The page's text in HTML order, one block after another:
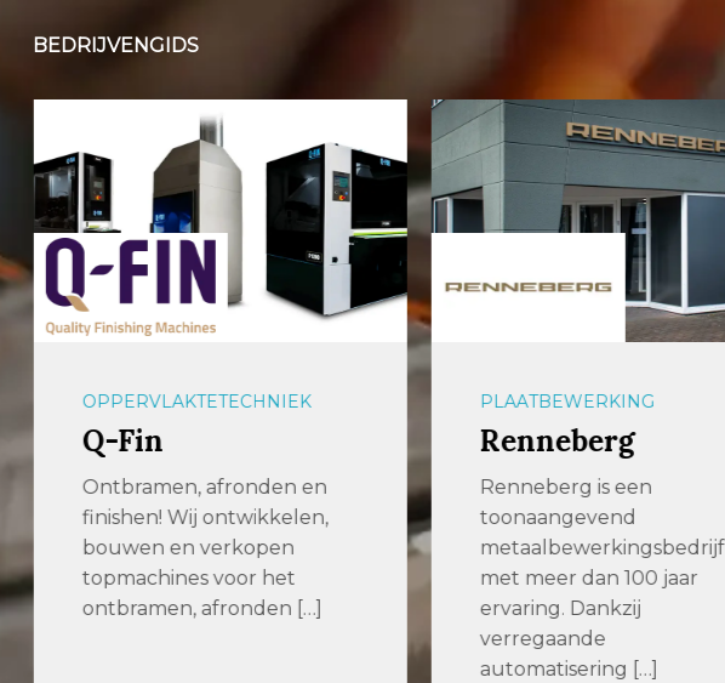
BEDRIJVENGIDS
OPPERVLAKTETECHNIEK
Q-Fin
Ontbramen, afronden en
finishen! Wij ontwikkelen,
bouwen en verkopen
topmachines voor het
ontbramen, afronden […]
PLAATBEWERKING
Renneberg
Renneberg is een
toonaangevend
metaalbewerkingsbedrijf
met meer dan 100 jaar
ervaring. Dankzij
verregaande
automatisering […]